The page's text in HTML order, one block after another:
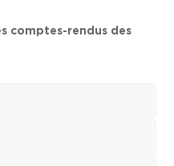
comptes-rendus des